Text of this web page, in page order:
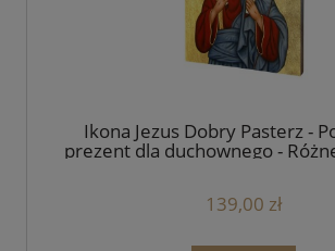
Ikona Jezus Dobry Pasterz -
prezent dla duchownego -
139,00 zł